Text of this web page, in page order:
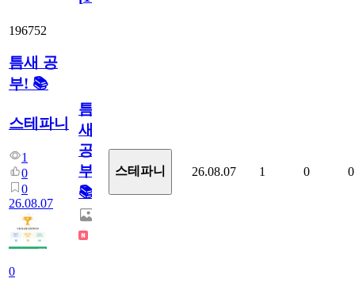
196752
틈새 공
부! 📚
스테파니
1
0
0
26.08.07
0
틈
새
공
부!
📚
스테파니 26.08.07 1 0 0